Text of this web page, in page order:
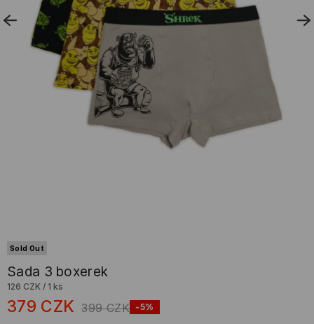
Sold Out
Sada 3 boxerek
126 CZK / 1 ks
379 CZK 399 CZK -5%